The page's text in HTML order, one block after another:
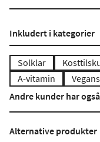
Inkludert i kategorier
Solklar
A-vitamin
Andre kunder har
Alternative produkter